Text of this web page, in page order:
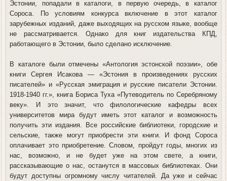
Эстонии, попадали в каталоги, в первую очередь, в каталог
Сороса. По условиям конкурса включение в этот каталог
зарубежных изданий, даже выходящих на русском языке, вообще
не рассматривается. Однако для книг издательства КПД,
работающего в Эстонии, было сделано исключение.
В каталоге были отмечены «Антология эстонской поэзии», обе
книги Сергея Исакова — «Эстония в произведениях русских
писателей» и «Русская эмиграция и русские писатели Эстонии.
1918-1940 гг.», книга Бориса Туха «Путеводитель по Серебряному
веку». И это значит, что филологические кафедры всех
университетов мира будут иметь этот каталог и возможность
получить эти издания. Все российские библиотеки, городские и
сельские, также могут приобрести эти книги. И фонд Сороса
оплачивает это приобретение. Словом, пройдут годы, многих из
нас, возможно, и не будет уже на этом свете, а книги,
рассказывающие о нас, останутся в массовых библиотеках. Они
будут доступны огромному числу читателей. Да уже и сейчас